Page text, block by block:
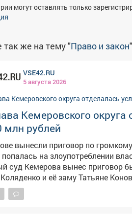
могут оставлять только
так же на тему "Право и закон"
VSE42.RU
5 августа 2026
Кемеровского
млн рублей
вынесли приговор по
на злоупотреблении властью. В среду, 5 августа,
суд Кемерова вынес приговор
и её заму Татьяне
полномочиями). – Коляденко суд назначил 3 года лишения
условно, Коноваловой – 3 года и